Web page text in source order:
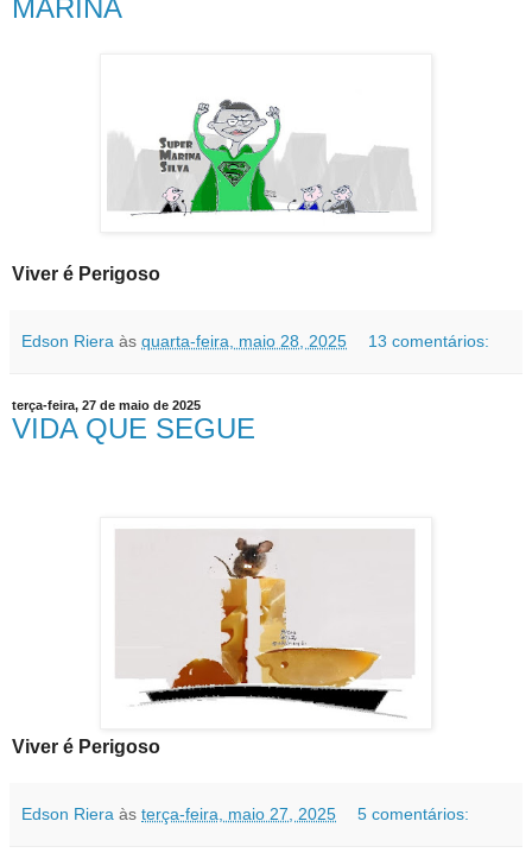
MARINA
Viver é Perigoso
Edson Riera às quarta-feira, maio 28, 2025 13 comentários:
terça-feira, 27 de maio de 2025
VIDA QUE SEGUE
Viver é Perigoso
Edson Riera às terça-feira, maio 27, 2025 5 comentários: